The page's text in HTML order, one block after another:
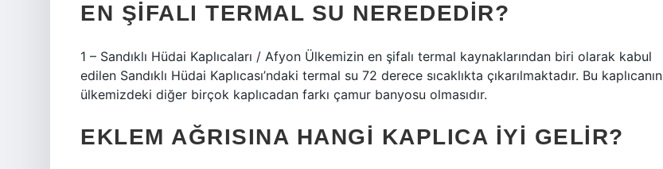
EN ŞIFALI TERMAL SU NEREDEDIR?
1 – Sandıklı Hüdai Kaplıcaları / Afyon Ülkemizin en şifalı termal kaynaklarından biri olarak kabul
edilen Sandıklı Hüdai Kaplıcası’ndaki termal su 72 derece sıcaklıkta çıkarılmaktadır. Bu kaplıcanın
ülkemizdeki diğer birçok kaplıcadan farkı çamur banyosu olmasıdır.
EKLEM AĞRISINA HANGI KAPLICA IYI GELIR?